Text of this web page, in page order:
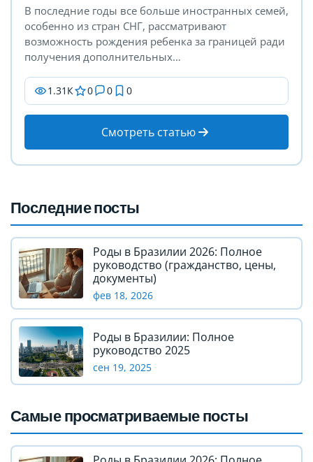
В последние годы все больше иностранных семей,
особенно из стран СНГ, рассматривают
возможность рождения ребенка за границей ради
получения дополнительных…
1.31К 0 0 0
Смотреть статью
Последние посты
Роды в Бразилии 2026: Полное
руководство (гражданство, цены,
документы)
фев 18, 2026
Роды в Бразилии: Полное
руководство 2025
сен 19, 2025
Самые просматриваемые посты